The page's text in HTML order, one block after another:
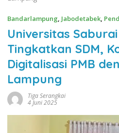
Bandarlampung, Jabodetabek,
Universitas
Tingkatkan SDM,
Digitalisasi PMB
Lampung
Tiga Serangkai
4 Juni 2025